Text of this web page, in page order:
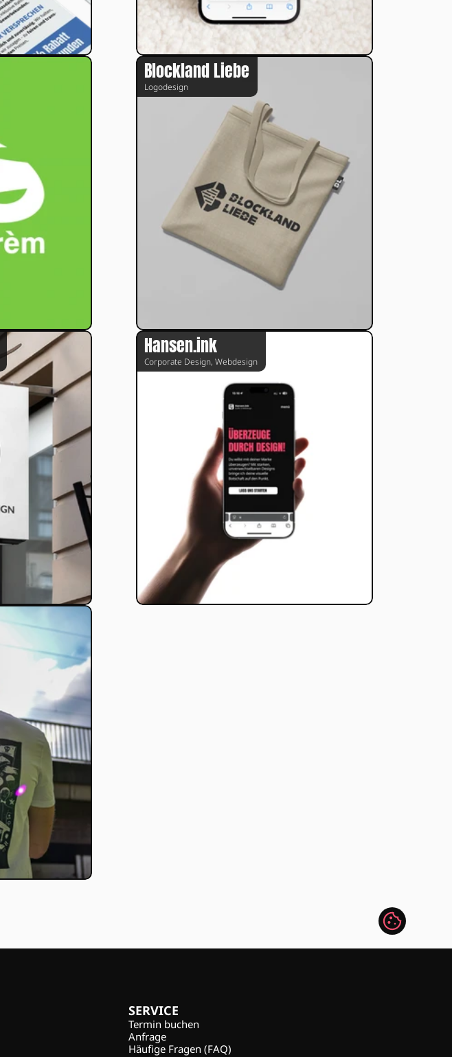
Blockland Liebe
Logodesign
Hansen.ink
Corporate Design, Webdesign
SERVICE
Termin buchen
Anfrage
Häufige Fragen (FAQ)